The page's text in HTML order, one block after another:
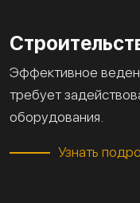
Эффективное
требует
оборудования.
Узнать